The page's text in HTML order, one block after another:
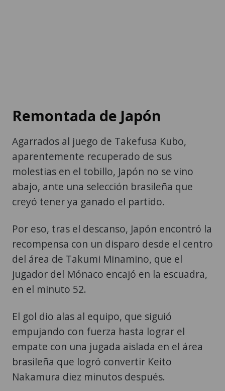
Remontada de Japón
Agarrados al juego de Takefusa Kubo,
aparentemente recuperado de sus
molestias en el tobillo, Japón no se vino
abajo, ante una selección brasileña que
creyó tener ya ganado el partido.
Por eso, tras el descanso, Japón encontró la
recompensa con un disparo desde el centro
del área de Takumi Minamino, que el
jugador del Mónaco encajó en la escuadra,
en el minuto 52.
El gol dio alas al equipo, que siguió
empujando con fuerza hasta lograr el
empate con una jugada aislada en el área
brasileña que logró convertir Keito
Nakamura diez minutos después.